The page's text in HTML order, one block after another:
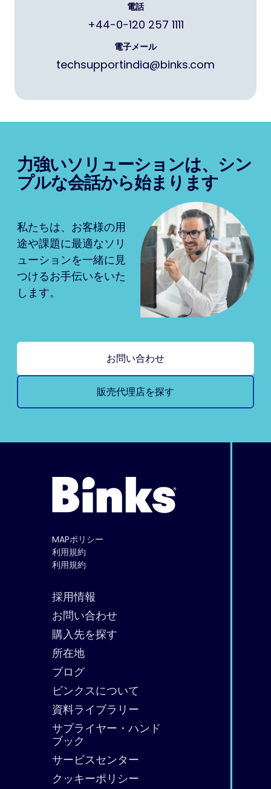
電話
+44-0-120 257 1111
電子メール
techsupportindia@binks.com
力強いソリューションは、シン
プルな会話から始まります
私たちは、お客様の用
途や課題に最適なソリ
ューションを一緒に見
つけるお手伝いをいた
します。
お問い合わせ
販売代理店を探す
MAPポリシー
利用規約
利用規約
採用情報
お問い合わせ
購入先を探す
所在地
ブログ
ビンクスについて
資料ライブラリー
サプライヤー・ハンド
ブック
サービスセンター
クッキーポリシー